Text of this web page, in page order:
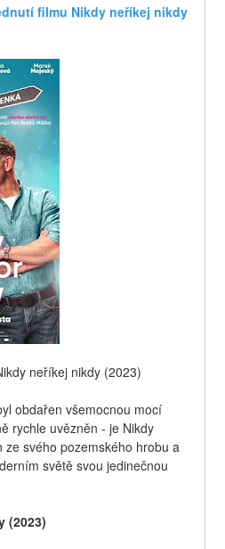
filmu Nikdy neříkej nikdy
neříkej nikdy (2023)
obdařen všemocnou mocí
rychle uvězněn - je Nikdy
ze svého pozemského hrobu a
světě svou jedinečnou
(2023)